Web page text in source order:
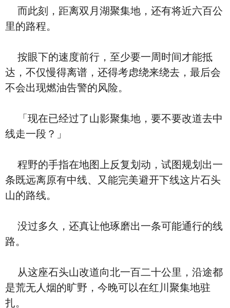
而此刻，距离双月湖聚集地，还有将近六百公
里的路程。
按眼下的速度前行，至少要一周时间才能抵
达，不仅慢得离谱，还得考虑绕来绕去，最后会
不会出现燃油告警的风险。
「现在已经过了山影聚集地，要不要改道去中
线走一段？」
程野的手指在地图上反复划动，试图规划出一
条既远离原有中线、又能完美避开下线这片石头
山的路线。
没过多久，还真让他琢磨出一条可能通行的线
路。
从这座石头山改道向北一百二十公里，沿途都
是荒无人烟的旷野，今晚可以在红川聚集地驻
扎。